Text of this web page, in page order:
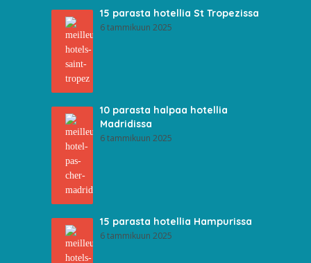
15 parasta hotellia St Tropezissa
6 tammikuun 2025
10 parasta halpaa hotellia
Madridissa
6 tammikuun 2025
15 parasta hotellia Hampurissa
6 tammikuun 2025